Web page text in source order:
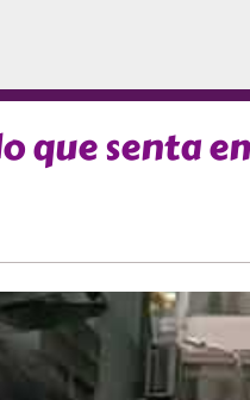
que senta